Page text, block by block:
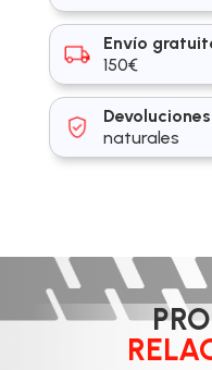
Envío
150€
naturales